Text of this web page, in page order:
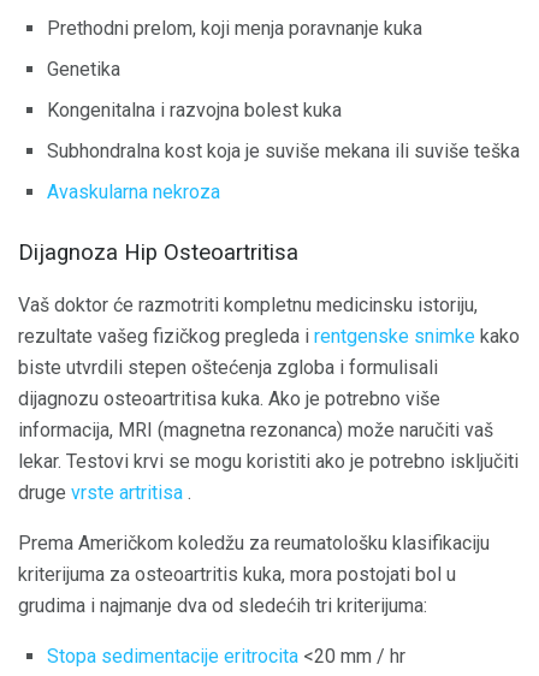
Prethodni prelom, koji menja poravnanje kuka
Genetika
Kongenitalna i razvojna bolest kuka
Subhondralna kost koja je suviše mekana ili suviše teška
Avaskularna nekroza
Dijagnoza Hip Osteoartritisa
Vaš doktor će razmotriti kompletnu medicinsku istoriju,
rezultate vašeg fizičkog pregleda i rentgenske snimke kako
biste utvrdili stepen oštećenja zgloba i formulisali
dijagnozu osteoartritisa kuka. Ako je potrebno više
informacija, MRI (magnetna rezonanca) može naručiti vaš
lekar. Testovi krvi se mogu koristiti ako je potrebno isključiti
druge vrste artritisa .
Prema Američkom koledžu za reumatološku klasifikaciju
kriterijuma za osteoartritis kuka, mora postojati bol u
grudima i najmanje dva od sledećih tri kriterijuma:
Stopa sedimentacije eritrocita <20 mm / hr